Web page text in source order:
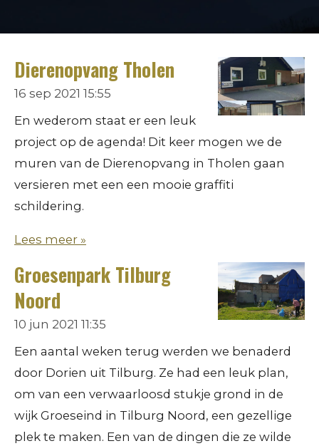
Dierenopvang Tholen
16 sep 2021 15:55
En wederom staat er een leuk
project op de agenda! Dit keer mogen we de
muren van de Dierenopvang in Tholen gaan
versieren met een een mooie graffiti
schildering.
Lees meer »
Groesenpark Tilburg
Noord
10 jun 2021 11:35
Een aantal weken terug werden we benaderd
door Dorien uit Tilburg. Ze had een leuk plan,
om van een verwaarloosd stukje grond in de
wijk Groeseind in Tilburg Noord, een gezellige
plek te maken. Een van de dingen die ze wilde